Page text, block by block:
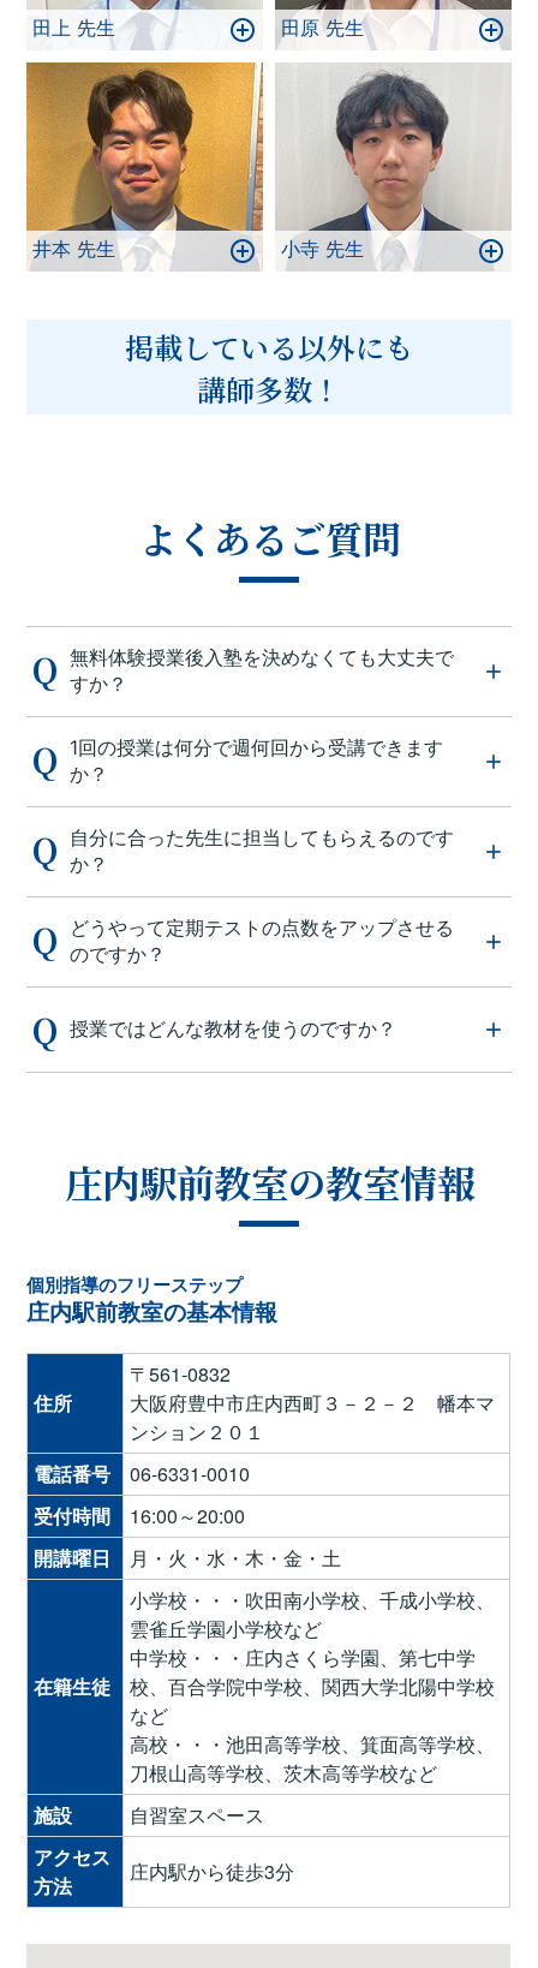
田上 先生 田原 先生
井本 先生 小寺 先生
掲載している以外にも
講師多数！
よくあるご質問
無料体験授業後入塾を決めなくても大丈夫で
すか？
1回の授業は何分で週何回から受講できます
か？
自分に合った先生に担当してもらえるのです
か？
どうやって定期テストの点数をアップさせる
のですか？
授業ではどんな教材を使うのですか？
庄内駅前教室の教室情報
個別指導のフリーステップ
庄内駅前教室の基本情報
住所
〒561-0832
大阪府豊中市庄内西町３－２－２ 幡本マ
ンション２０１
電話番号
06-6331-0010
受付時間
16:00～20:00
開講曜日
月・火・水・木・金・土
在籍生徒
小学校・・・吹田南小学校、千成小学校、
雲雀丘学園小学校など
中学校・・・庄内さくら学園、第七中学
校、百合学院中学校、関西大学北陽中学校
など
高校・・・池田高等学校、箕面高等学校、
刀根山高等学校、茨木高等学校など
施設
自習室スペース
アクセス
方法
庄内駅から徒歩3分